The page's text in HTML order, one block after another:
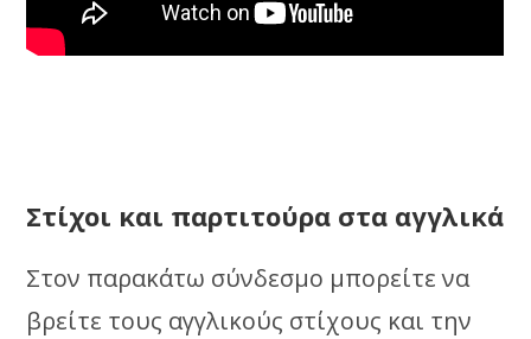
Στίχοι και παρτιτούρα στα αγγλικά
Στον παρακάτω σύνδεσμο μπορείτε να
βρείτε τους αγγλικούς στίχους και την